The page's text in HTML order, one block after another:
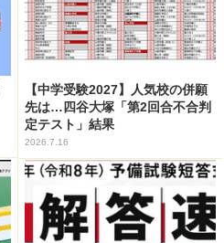
【中学受験2027】人気校の併願
先は…四谷大塚「第2回合不合判
定テスト」結果
2026.7.16